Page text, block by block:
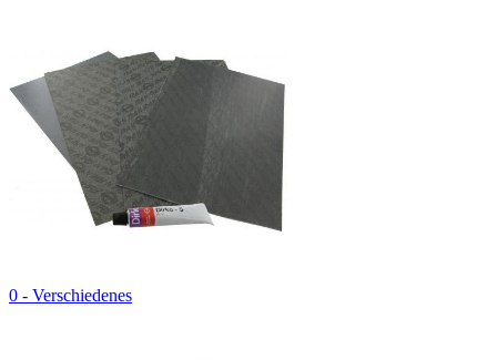
0 - Verschiedenes